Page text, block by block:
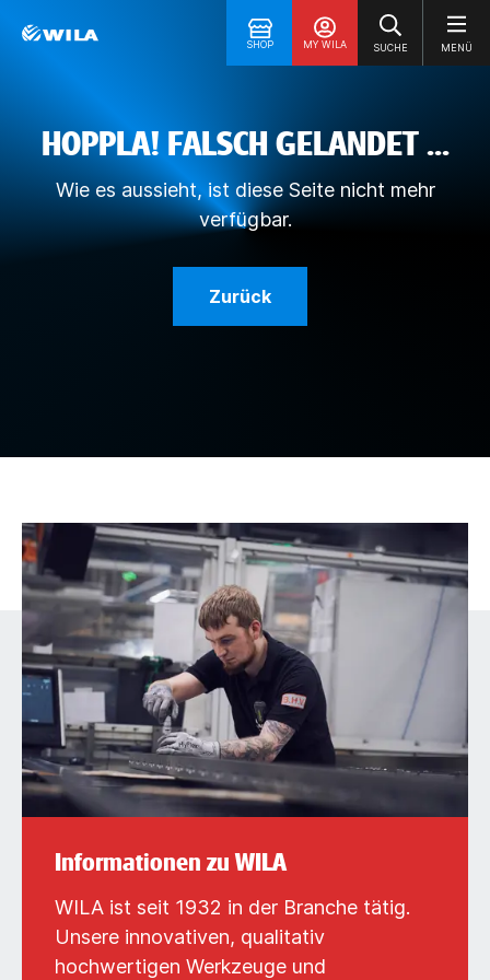
SHOP MY WILA SUCHE MENÜ
HOPPLA! FALSCH GELANDET ...
Wie es aussieht, ist diese Seite nicht mehr
verfügbar.
Zurück
Informationen zu WILA
WILA ist seit 1932 in der Branche tätig.
Unsere innovativen, qualitativ
hochwertigen Werkzeuge und